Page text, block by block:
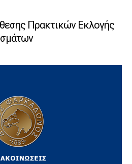
Πρακτικών Εκλογής